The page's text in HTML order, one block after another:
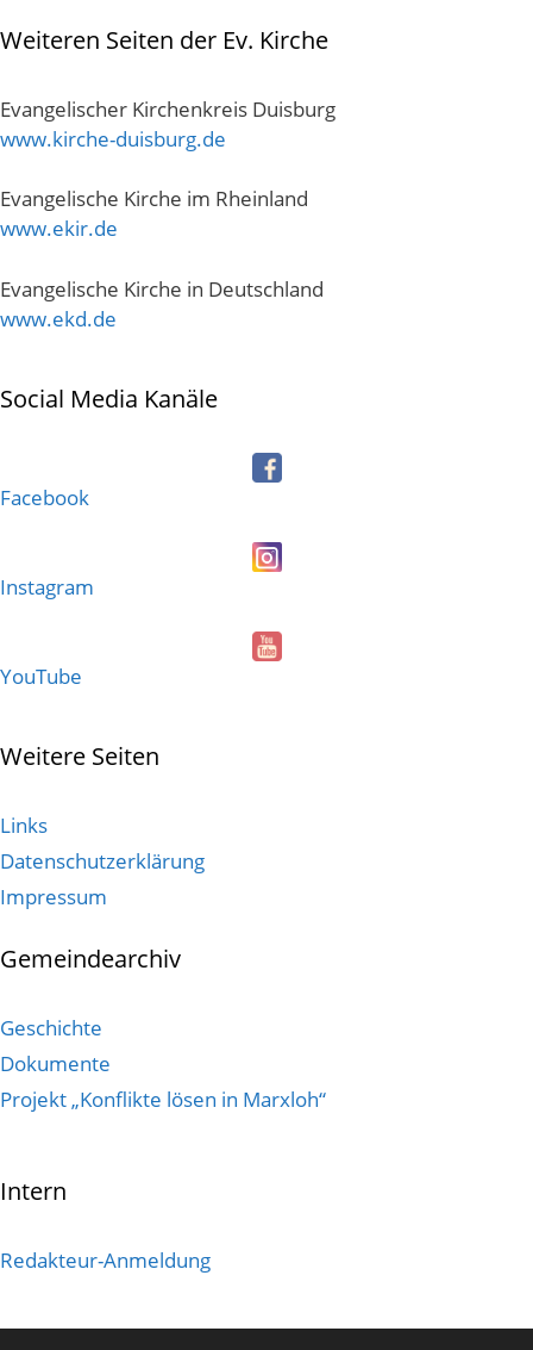
Weiteren Seiten der Ev. Kirche
Evangelischer Kirchenkreis Duisburg
www.kirche-duisburg.de
Evangelische Kirche im Rheinland
www.ekir.de
Evangelische Kirche in Deutschland
www.ekd.de
Social Media Kanäle
Facebook
Instagram
YouTube
Weitere Seiten
Links
Datenschutzerklärung
Impressum
Gemeindearchiv
Geschichte
Dokumente
Projekt „Konflikte lösen in Marxloh“
Intern
Redakteur-Anmeldung